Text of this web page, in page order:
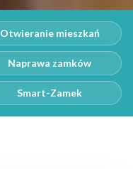
Otwieranie mieszkań
Naprawa zamków
Smart-Zamek